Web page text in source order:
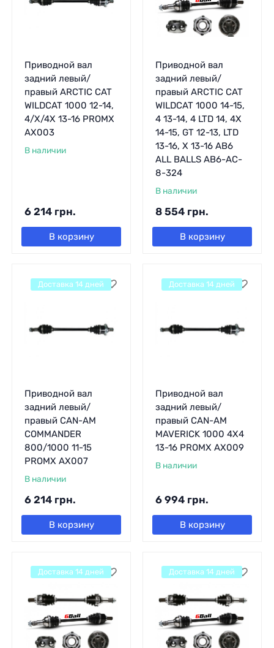
Приводной вал
задний левый/
правый ARCTIC CAT
WILDCAT 1000 12-14,
4/X/4X 13-16 PROMX
AX003
В наличии
6 214 грн.
В корзину
Приводной вал
задний левый/
правый ARCTIC CAT
WILDCAT 1000 14-15,
4 13-14, 4 LTD 14, 4X
14-15, GT 12-13, LTD
13-16, X 13-16 AB6
ALL BALLS AB6-AC-
8-324
В наличии
8 554 грн.
В корзину
Приводной вал
задний левый/
правый CAN-AM
COMMANDER
800/1000 11-15
PROMX AX007
В наличии
6 214 грн.
В корзину
Доставка 14 дней
Приводной вал
задний левый/
правый CAN-AM
MAVERICK 1000 4X4
13-16 PROMX AX009
В наличии
6 994 грн.
В корзину
Доставка 14 дней
Доставка 14 дней Доставка 14 дней